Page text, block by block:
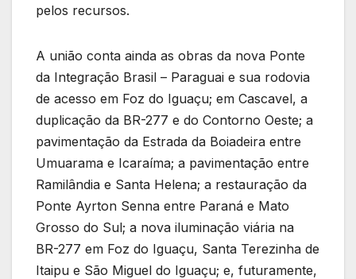
pelos recursos.
A união conta ainda as obras da nova Ponte
da Integração Brasil – Paraguai e sua rodovia
de acesso em Foz do Iguaçu; em Cascavel, a
duplicação da BR-277 e do Contorno Oeste; a
pavimentação da Estrada da Boiadeira entre
Umuarama e Icaraíma; a pavimentação entre
Ramilândia e Santa Helena; a restauração da
Ponte Ayrton Senna entre Paraná e Mato
Grosso do Sul; a nova iluminação viária na
BR-277 em Foz do Iguaçu, Santa Terezinha de
Itaipu e São Miguel do Iguaçu; e, futuramente,